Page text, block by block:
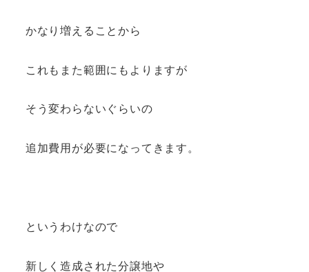
かなり増えることから
これもまた範囲にもよりますが
そう変わらないぐらいの
追加費用が必要になってきます。
というわけなので
新しく造成された分譲地や